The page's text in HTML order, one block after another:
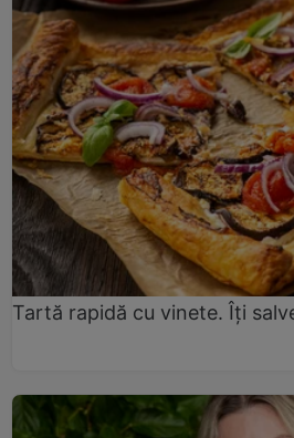
Tartă rapidă cu vinete. Îți